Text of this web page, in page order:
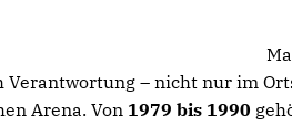
Verantwortung – nicht nur im
Arena. Von 1979 bis 1990